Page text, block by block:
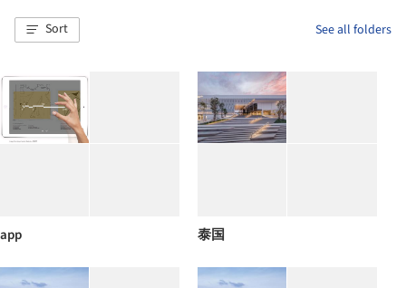
Sort See all folders
app 泰国